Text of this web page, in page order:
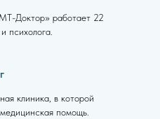
Доктор» работает 22
психолога.
клиника, в которой
помощь.